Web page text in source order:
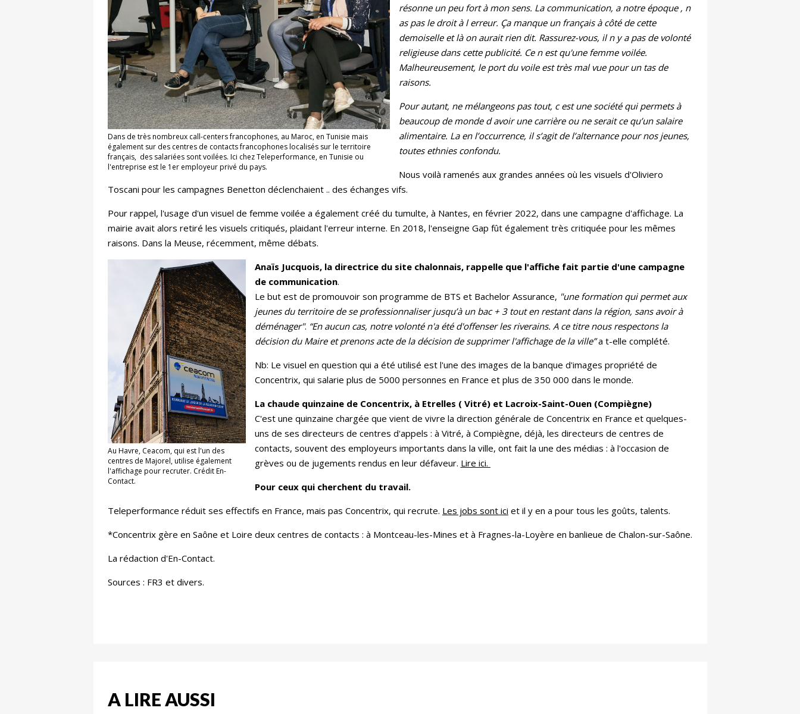
Dans de très nombreux call-centers francophones, au Maroc, en Tunisie mais
également sur des centres de contacts francophones localisés sur le territoire
français, des salariées sont voilées. Ici chez Teleperformance, en Tunisie ou
l'entreprise est le 1er employeur privé du pays.
résonne un peu fort à mon sens. La communication, a notre époque , n
as pas le droit à l erreur. Ça manque un français à côté de cette
demoiselle et là on aurait rien dit. Rassurez-vous, il n y a pas de volonté
religieuse dans cette publicité. Ce n est qu'une femme voilée.
Malheureusement, le port du voile est très mal vue pour un tas de
raisons.
Pour autant, ne mélangeons pas tout, c est une société qui permets à
beaucoup de monde d avoir une carrière ou ne serait ce qu’un salaire
alimentaire. La en l’occurrence, il s’agit de l’alternance pour nos jeunes,
toutes ethnies confondu.
Nous voilà ramenés aux grandes années où les visuels d'Oliviero
Toscani pour les campagnes Benetton déclenchaient .. des échanges vifs.
Pour rappel, l'usage d'un visuel de femme voilée a également créé du tumulte, à Nantes, en février 2022, dans une campagne d'affichage. La
mairie avait alors retiré les visuels critiqués, plaidant l'erreur interne. En 2018, l'enseigne Gap fût également très critiquée pour les mêmes
raisons. Dans la Meuse, récemment, même débats.
Au Havre, Ceacom, qui est l'un des
centres de Majorel, utilise également
l'affichage pour recruter. Crédit En-
Contact.
Anaïs Jucquois, la directrice du site chalonnais, rappelle que l'affiche fait partie d'une campagne
de communication.
Le but est de promouvoir son programme de BTS et Bachelor Assurance, "une formation qui permet aux
jeunes du territoire de se professionnaliser jusqu’à un bac + 3 tout en restant dans la région, sans avoir à
déménager". “En aucun cas, notre volonté n'a été d'offenser les riverains. A ce titre nous respectons la
décision du Maire et prenons acte de la décision de supprimer l'affichage de la ville”a t-elle complété.
Nb: Le visuel en question qui a été utilisé est l'une des images de la banque d'images propriété de
Concentrix, qui salarie plus de 5000 personnes en France et plus de 350 000 dans le monde.
La chaude quinzaine de Concentrix, à Etrelles ( Vitré) et Lacroix-Saint-Ouen (Compiègne)
C'est une quinzaine chargée que vient de vivre la direction générale de Concentrix en France et quelques-
uns de ses directeurs de centres d'appels : à Vitré, à Compiègne, déjà, les directeurs de centres de
contacts, souvent des employeurs importants dans la ville, ont fait la une des médias : à l'occasion de
grèves ou de jugements rendus en leur défaveur. Lire ici.
Pour ceux qui cherchent du travail.
Teleperformance réduit ses effectifs en France, mais pas Concentrix, qui recrute. Les jobs sont ici et il y en a pour tous les goûts, talents.
*Concentrix gère en Saône et Loire deux centres de contacts : à Montceau-les-Mines et à Fragnes-la-Loyère en banlieue de Chalon-sur-Saône.
La rédaction d'En-Contact.
Sources : FR3 et divers.
A LIRE AUSSI